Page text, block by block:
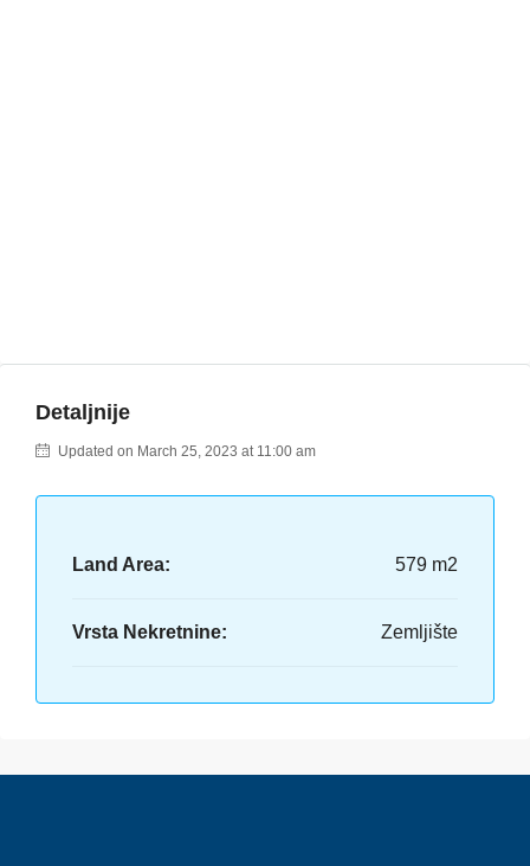
Detaljnije
Updated on March 25, 2023 at 11:00 am
Land Area: 579 m2
Vrsta Nekretnine: Zemljište